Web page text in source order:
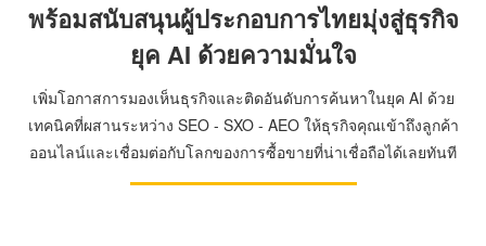
พร้อมสนับสนุนผู้ประกอบการไทยมุ่งสู่ธุรกิจ
ยุค AI ด้วยความมั่นใจ
เพิ่มโอกาสการมองเห็นธุรกิจและติดอันดับการค้นหาในยุค AI ด้วย
เทคนิคที่ผสานระหว่าง SEO - SXO - AEO ให้ธุรกิจคุณเข้าถึงลูกค้า
ออนไลน์และเชื่อมต่อกับโลกของการซื้อขายที่น่าเชื่อถือได้เลยทันที